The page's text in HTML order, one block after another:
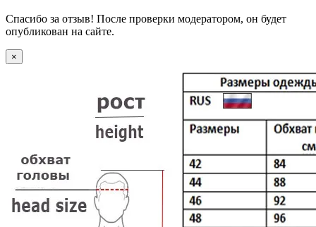
Спасибо за отзыв! После проверки модератором, он будет
опубликован на сайте.
×